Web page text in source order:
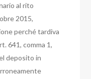
al rito
2015,
perché tardiva
641, comma 1,
deposito in